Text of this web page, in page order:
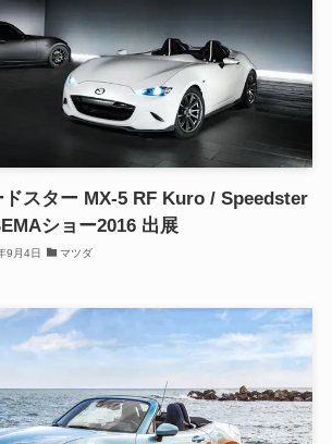
ドスター MX-5 RF Kuro / Speedster
ショー2016 出展
9月4日 マツダ